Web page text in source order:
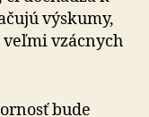
výskumy,
vzácnych
bude